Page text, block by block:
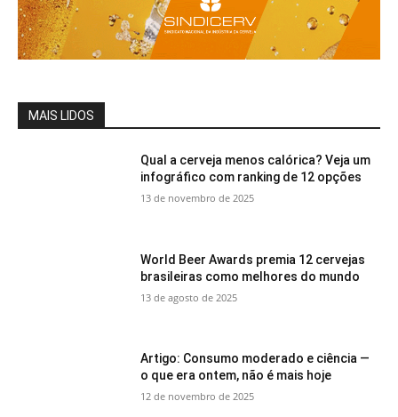
MAIS LIDOS
Qual a cerveja menos calórica? Veja um
infográfico com ranking de 12 opções
13 de novembro de 2025
World Beer Awards premia 12 cervejas
brasileiras como melhores do mundo
13 de agosto de 2025
Artigo: Consumo moderado e ciência —
o que era ontem, não é mais hoje
12 de novembro de 2025